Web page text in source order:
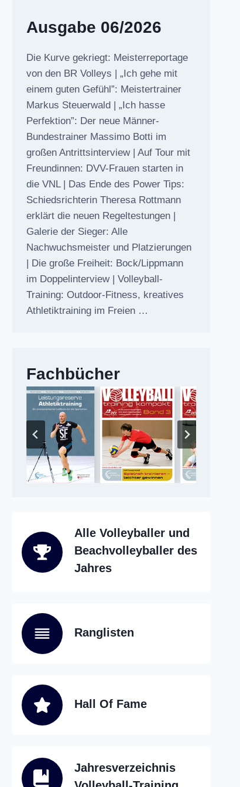
Ausgabe 06/2026
Die Kurve gekriegt: Meisterreportage
von den BR Volleys | „Ich gehe mit
einem guten Gefühl”: Meistertrainer
Markus Steuerwald | „Ich hasse
Perfektion”: Der neue Männer-
Bundestrainer Massimo Botti im
großen Antrittsinterview | Auf Tour mit
Freundinnen: DVV-Frauen starten in
die VNL | Das Ende des Power Tips:
Schiedsrichterin Theresa Rottmann
erklärt die neuen Regeltestungen |
Galerie der Sieger: Alle
Nachwuchsmeister und Platzierungen
| Die große Freiheit: Bock/Lippmann
im Doppelinterview | Volleyball-
Training: Outdoor-Fitness, kreatives
Athletiktraining im Freien …
Fachbücher
Alle Volleyballer und
Beachvolleyballer des
Jahres
Ranglisten
Hall Of Fame
Jahresverzeichnis